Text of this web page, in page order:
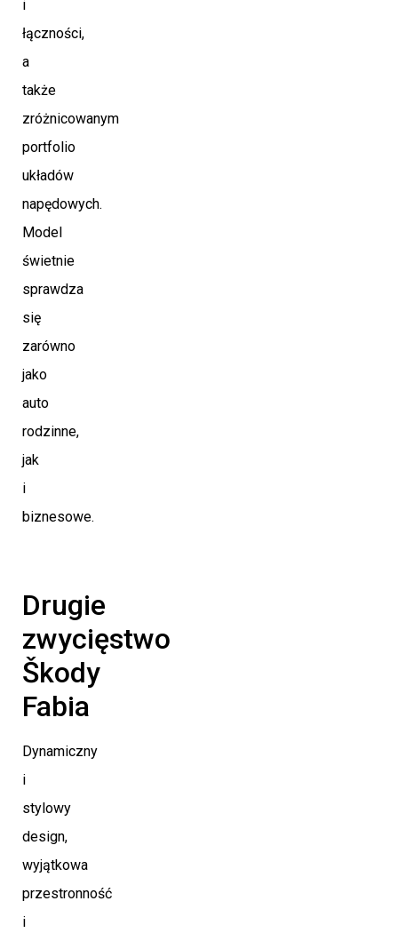
i
łączności,
a
także
zróżnicowanym
portfolio
układów
napędowych.
Model
świetnie
sprawdza
się
zarówno
jako
auto
rodzinne,
jak
i
biznesowe.
Drugie
zwycięstwo
Škody
Fabia
Dynamiczny
i
stylowy
design,
wyjątkowa
przestronność
i